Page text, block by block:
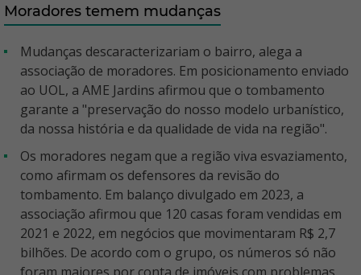
Moradores temem mudanças
Mudanças descaracterizariam o bairro, alega a
associação de moradores. Em posicionamento enviado
ao UOL, a AME Jardins afirmou que o tombamento
garante a "preservação do nosso modelo urbanístico,
da nossa história e da qualidade de vida na região".
Os moradores negam que a região viva esvaziamento,
como afirmam os defensores da revisão do
tombamento. Em balanço divulgado em 2023, a
associação afirmou que 120 casas foram vendidas em
2021 e 2022, em negócios que movimentaram R$ 2,7
bilhões. De acordo com o grupo, os números só não